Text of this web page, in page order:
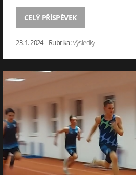
CELÝ PŘÍSPĚVEK
23. 1. 2024 | Rubrika:Výsledky